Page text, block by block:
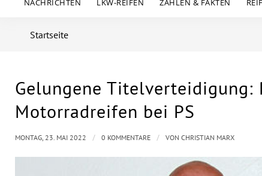
NACHRICHTEN LKW-REIFEN ZAHLEN & FAKTEN
Startseite
Gelungene Titelverteidigung:
Motorradreifen bei PS
MONTAG, 23. MAI 2022 / 0 KOMMENTARE / VON CHRISTIAN MARX